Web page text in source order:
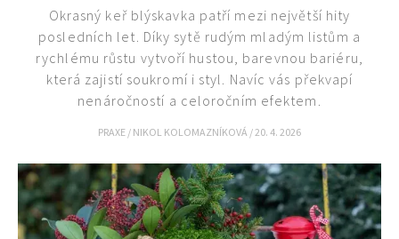
65 Kč
Objednat >
Naše krásná zahrada Speciál
Okrasný keř blýskavka patří mezi největší hity
posledních let. Díky sytě rudým mladým listům a
rychlému růstu vytvoří hustou, barevnou bariéru,
která zajistí soukromí i styl. Navíc vás překvapí
nenáročností a celoročním efektem.
PRAXE / NIKOL KOLOMAZNÍKOVÁ / 20. 4. 2026